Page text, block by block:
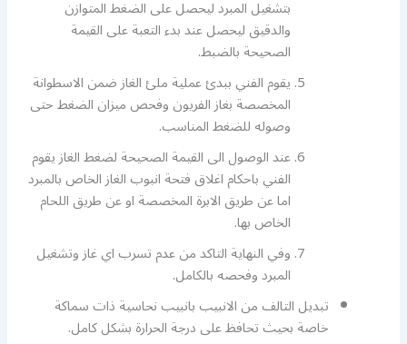
بتشغيل المبرد ليحصل على الضغط المتوازن
والدقيق ليحصل عند بدء التعبة على القيمة
الصحيحة بالضبط.
يقوم الفني ببدئ عملية ملئ الغاز ضمن الاسطوانة
المخصصة بغاز الفريون وفحص ميزان الضغط حتى
وصوله للضغط المناسب.
عند الوصول الى القيمة الصحيحة لضغط الغاز يقوم
الفني باحكام اغلاق فتحة انبوب الغاز الخاص بالمبرد
اما عن طريق الابرة المخصصة او عن طريق اللحام
الخاص بها.
وفي النهاية التاكد من عدم تسرب اي غاز وتشغيل
المبرد وفحصه بالكامل.
تبديل التالف من الانبيب بانبيب نحاسية ذات سماكة
خاصة بحيث تحافظ على درجة الحرارة بشكل كامل.